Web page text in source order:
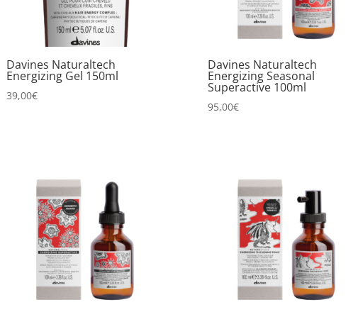
Davines Naturaltech
Energizing Gel 150ml
39,00€
Davines Naturaltech
Energizing Seasonal
Superactive 100ml
95,00€